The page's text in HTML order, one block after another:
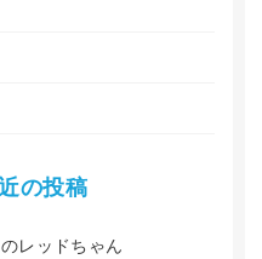
の投稿
レッドちゃん